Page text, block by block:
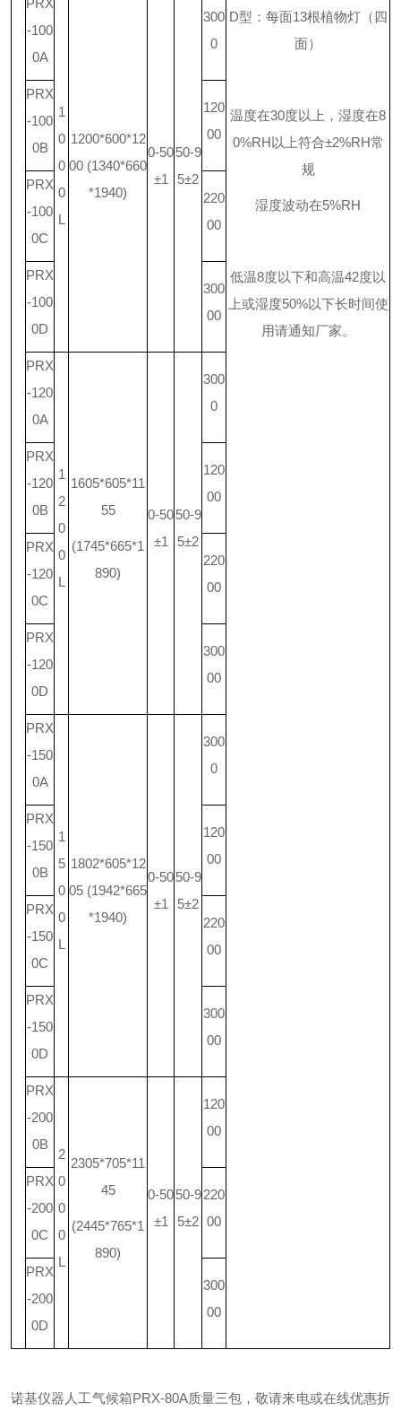
D型：每面13根植物灯（四
面）
温度在30度以上，湿度在8
0%RH以上符合±2%RH常
规
湿度波动在5%RH
低温8度以下和高温42度以
上或湿度50%以下长时间使
用请通知厂家。
PRX
-100
0A
1
0
0
0
L
1200*600*12
00 (1340*660
*1940)
0-50
±1
50-9
5±2
300
0
PRX
-100
0B
120
00
PRX
-100
0C
220
00
PRX
-100
0D
300
00
PRX
-120
0A
1
2
0
0
L
1605*605*11
55
(1745*665*1
890)
0-50
±1
50-9
5±2
300
0
PRX
-120
0B
120
00
PRX
-120
0C
220
00
PRX
-120
0D
300
00
PRX
-150
0A
1
5
0
0
L
1802*605*12
05 (1942*665
*1940)
0-50
±1
50-9
5±2
300
0
PRX
-150
0B
120
00
PRX
-150
0C
220
00
PRX
-150
0D
300
00
PRX
-200
0B
2
0
0
0
L
2305*705*11
45
(2445*765*1
890)
0-50
±1
50-9
5±2
120
00
PRX
-200
0C
220
00
PRX
-200
0D
300
00
诺基仪器人工气候箱PRX-80A质量三包，敬请来电或在线优惠折